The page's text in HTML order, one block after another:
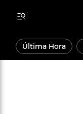
Última Hora